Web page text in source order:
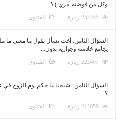
وكل من فوضته أمري ) ؟
الفتاوى
السؤال الثامن: أخت تسأل تقول ما معنى ما
يجامع خادمته وجواريه بدون...
الفتاوى
السؤال الثامن : شيخنا ما حكم نوم الزوج
؟
الفتاوى